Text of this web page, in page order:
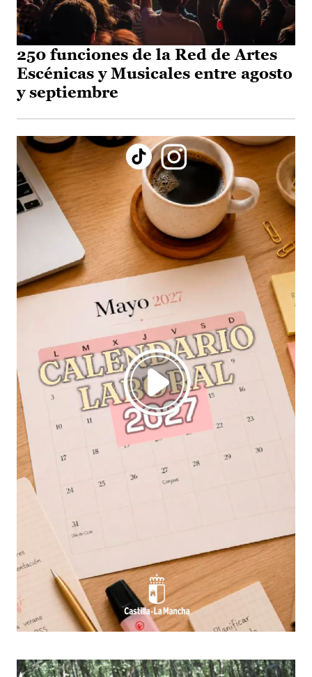
250 funciones de la Red de Artes
Escénicas y Musicales entre agosto
y septiembre